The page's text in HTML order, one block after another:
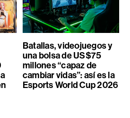
Batallas, videojuegos y
una bolsa de US$75
millones “capaz de
cambiar vidas”: así es la
Esports World Cup 2026